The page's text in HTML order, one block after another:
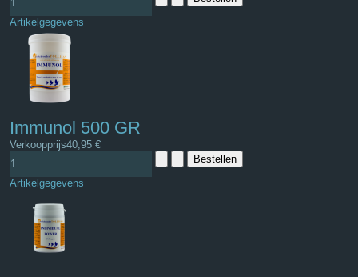
Artikelgegevens
Immunol 500 GR
Verkoopprijs40,95 €
Artikelgegevens